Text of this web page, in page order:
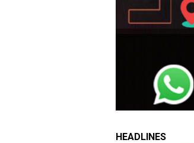
HEADLINES